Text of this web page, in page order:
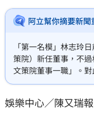
阿立幫你摘要新聞
「第一名模」林志玲
策院）新任董事，不
文策院董事一職」。
雖然沒有出手打壓林
論同情，昨天國台辦提
娛樂中心／陳又瑞